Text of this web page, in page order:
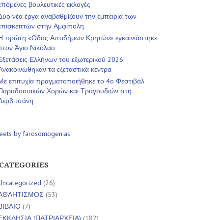
βουλευτικές εκλογές
νέα έργα αναβαθμίζουν την εμπειρία των
στην Αμφίπολη
πρώτη «Οδός Αποδήμων Κρητών» εγκαινιάστηκε
Άγιο Νικόλαο
Ελλήνων του εξωτερικού 2026:
τα εξεταστικά κέντρα
επιτυχία πραγματοποιήθηκε το 4ο Φεστιβάλ
Χορών και Τραγουδιών στη
by farosomogenias
(26)
(53)
(7)
(ΠΑΤΡΙΑΡΧΕΙΑ) (182)